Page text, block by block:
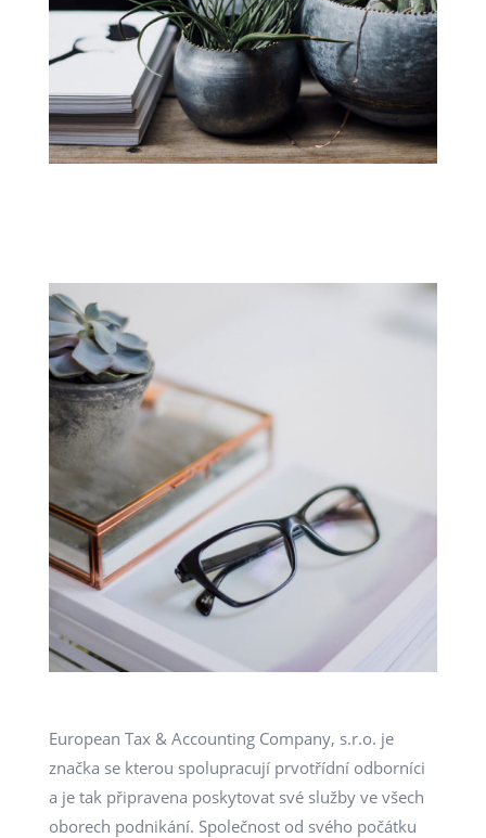
European Tax & Accounting Company, s.r.o. je
značka se kterou spolupracují prvotřídní odborníci
a je tak připravena poskytovat své služby ve všech
oborech podnikání. Společnost od svého počátku